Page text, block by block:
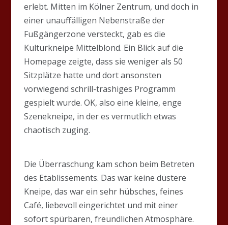
erlebt. Mitten im Kölner Zentrum, und doch in
einer unauffälligen Nebenstraße der
Fußgängerzone versteckt, gab es die
Kulturkneipe Mittelblond. Ein Blick auf die
Homepage zeigte, dass sie weniger als 50
Sitzplätze hatte und dort ansonsten
vorwiegend schrill-trashiges Programm
gespielt wurde. OK, also eine kleine, enge
Szenekneipe, in der es vermutlich etwas
chaotisch zuging.
Die Überraschung kam schon beim Betreten
des Etablissements. Das war keine düstere
Kneipe, das war ein sehr hübsches, feines
Café, liebevoll eingerichtet und mit einer
sofort spürbaren, freundlichen Atmosphäre.